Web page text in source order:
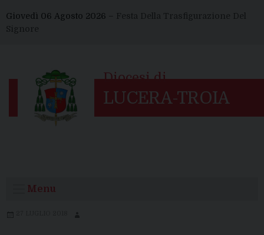
to
content
Giovedì 06 Agosto 2026 – Festa Della Trasfigurazione Del
Signore
Menu